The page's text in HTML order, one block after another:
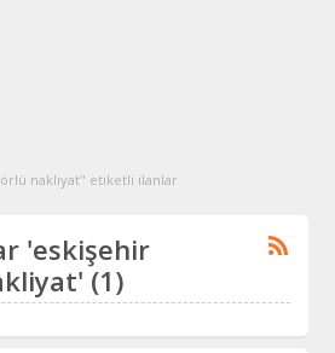
nakliyat" etiketli ilanlar
'eskişehir
(1)